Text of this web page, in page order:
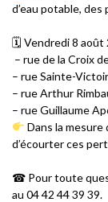
d’eau potable,
🗓 Vendredi 8 août
– rue de la Croix
– rue Sainte-
– rue Arthur
– rue Guillaume
Dans la mesure
d’écourter ces
☎ Pour toute
au 04 42 44 39 39.